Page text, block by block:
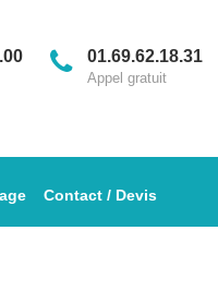
01.69.62.18.31
Appel gratuit
Contact / Devis